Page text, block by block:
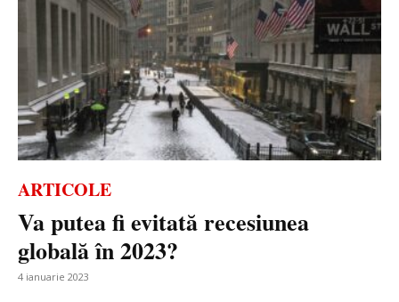
ARTICOLE
Va putea fi evitată recesiunea
globală în 2023?
4 ianuarie 2023